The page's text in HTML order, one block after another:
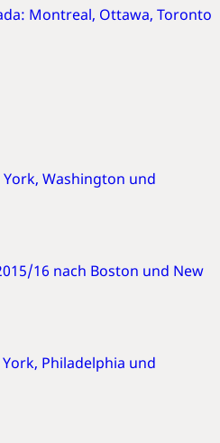
Montreal, Ottawa, Toronto
York, Washington und
16 nach Boston und New
York, Philadelphia und